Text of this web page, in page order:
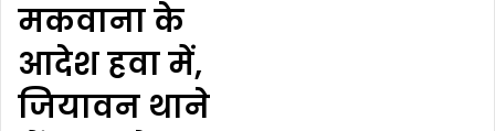
मकवाना के
आदेश हवा में,
जियावन थाने